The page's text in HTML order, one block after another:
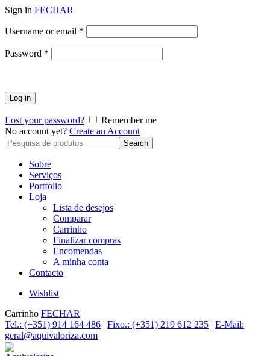
Sign in FECHAR
Username or email *
Password *
Log in
Lost your password?
Remember me
No account yet? Create an Account
Search
for:
Search
Sobre
Serviços
Portfolio
Loja
Lista de desejos
Comparar
Carrinho
Finalizar compras
Encomendas
A minha conta
Contacto
Wishlist
Carrinho FECHAR
Tel.: (+351) 914 164 486 | Fixo.: (+351) 219 612 235 | E-Mail:
geral@aquivaloriza.com